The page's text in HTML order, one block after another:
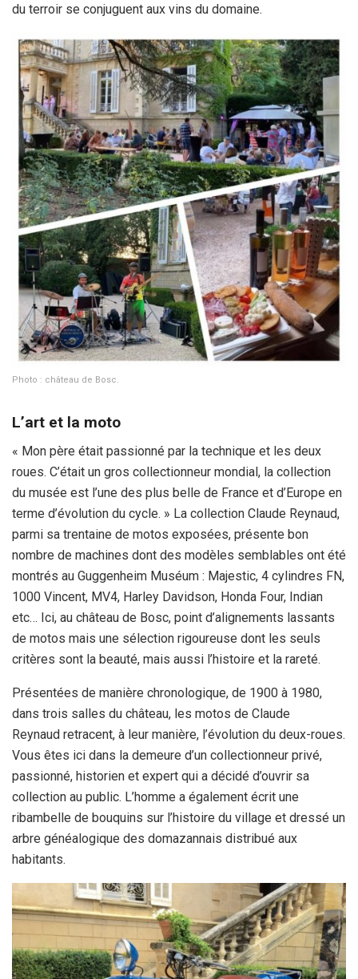
du terroir se conjuguent aux vins du domaine.
Photo : château de Bosc.
L’art et la moto
« Mon père était passionné par la technique et les deux
roues. C’était un gros collectionneur mondial, la collection
du musée est l’une des plus belle de France et d’Europe en
terme d’évolution du cycle. » La collection Claude Reynaud,
parmi sa trentaine de motos exposées, présente bon
nombre de machines dont des modèles semblables ont été
montrés au Guggenheim Muséum : Majestic, 4 cylindres FN,
1000 Vincent, MV4, Harley Davidson, Honda Four, Indian
etc… Ici, au château de Bosc, point d’alignements lassants
de motos mais une sélection rigoureuse dont les seuls
critères sont la beauté, mais aussi l’histoire et la rareté.
Présentées de manière chronologique, de 1900 à 1980,
dans trois salles du château, les motos de Claude
Reynaud retracent, à leur manière, l’évolution du deux-roues.
Vous êtes ici dans la demeure d’un collectionneur privé,
passionné, historien et expert qui a décidé d’ouvrir sa
collection au public. L’homme a également écrit une
ribambelle de bouquins sur l’histoire du village et dressé un
arbre généalogique des domazannais distribué aux
habitants.